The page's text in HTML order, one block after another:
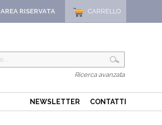
CARRELLO
AREA RISERVATA
Ricerca avanzata
NEWSLETTER CONTATTI